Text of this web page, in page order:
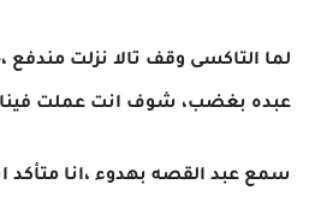
لما التاكسى وقف تالا نزلت
عبده بغضب، شوف انت عملت فينا
سمع عبد القصه بهدوء ،انا متأكد